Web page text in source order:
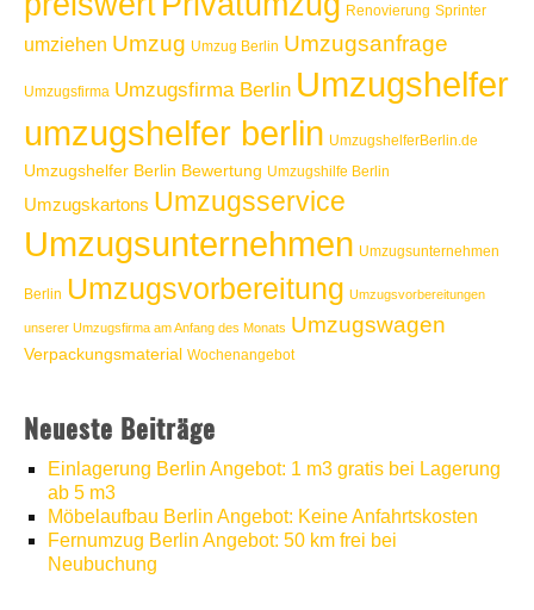
Renovierung Sprinter
umziehen Umzug Umzug Berlin Umzugsanfrage
Umzugsfirma Umzugsfirma Berlin Umzugshelfer
umzugshelfer berlin UmzugshelferBerlin.de
Umzugshelfer Berlin Bewertung Umzugshilfe Berlin
Umzugskartons Umzugsservice
Umzugsunternehmen Umzugsunternehmen
Berlin Umzugsvorbereitung Umzugsvorbereitungen
unserer Umzugsfirma am Anfang des Monats Umzugswagen
Verpackungsmaterial Wochenangebot
Neueste Beiträge
Einlagerung Berlin Angebot: 1 m3 gratis bei Lagerung
ab 5 m3
Möbelaufbau Berlin Angebot: Keine Anfahrtskosten
Fernumzug Berlin Angebot: 50 km frei bei
Neubuchung